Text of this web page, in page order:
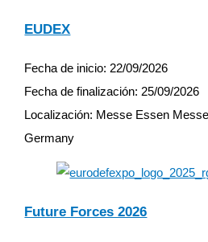
EUDEX
Fecha de inicio: 22/09/2026
Fecha de finalización: 25/09/2026
Localización: Messe Essen
Germany
Future Forces 2026